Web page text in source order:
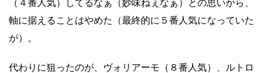
（４番人気）してるなぁ（妙味ねぇなぁ）との思いから、
軸に据えることはやめた（最終的に５番人気になっていた
が）。
代わりに狙ったのが、ヴォリアーモ（８番人気）、ルトロ